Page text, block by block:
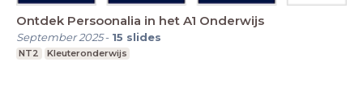
Ontdek Persoonalia in het A1 Onderwijs
September 2025- 15 slides
NT2 Kleuteronderwijs